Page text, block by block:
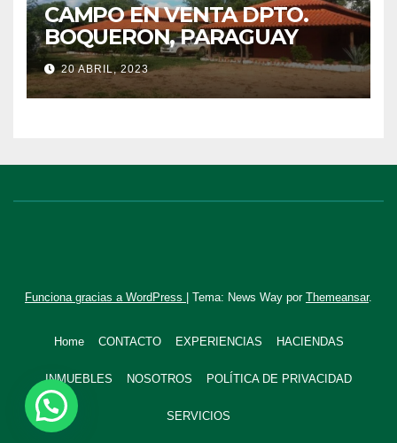
CAMPO EN VENTA DPTO.
BOQUERON, PARAGUAY
20 ABRIL, 2023
Funciona gracias a WordPress | Tema: News Way por Themeansar.
Home CONTACTO EXPERIENCIAS HACIENDAS
INMUEBLES NOSOTROS POLÍTICA DE PRIVACIDAD
SERVICIOS